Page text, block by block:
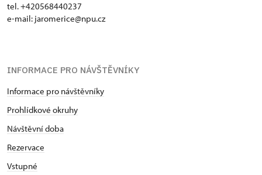
tel. +420568440237
e-mail: jaromerice@npu.cz
INFORMACE PRO NÁVŠTĚVNÍKY
Informace pro návštěvníky
Prohlídkové okruhy
Návštěvní doba
Rezervace
Vstupné